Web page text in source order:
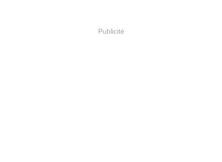
Publicité